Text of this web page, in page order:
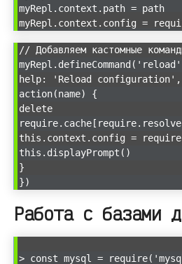
myRepl.context.path = path
myRepl.context.config =
// Добавляем кастомные
help: 'Reload configuration',
action(name) {
delete
this.context.config =
this.displayPrompt()
}
})
Работа с базами
> const mysql =